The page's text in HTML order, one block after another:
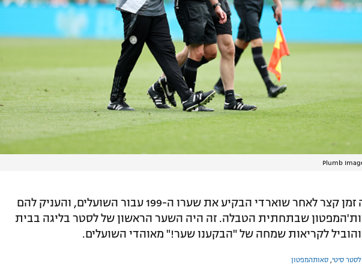
Plumb
התקרית התרחשה זמן קצר לאחר שוארדי הבקיע את שערו ה-199 עבור השועלים, והעניק להם
שבתחתית הטבלה. זה היה השער הראשון של לסטר בליגה בבית
לסטר סיטי סאותהמפטון